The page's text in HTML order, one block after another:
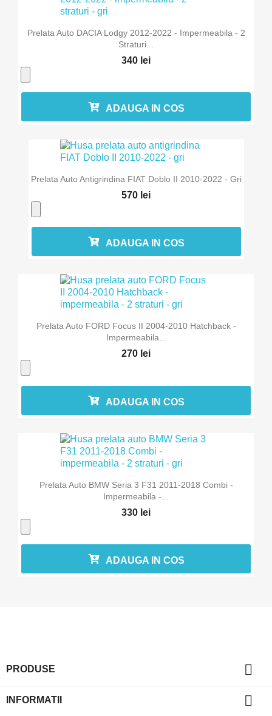
Prelata Auto DACIA Lodgy 2012-2022 - Impermeabila - 2
Straturi...
340 lei
ADAUGA IN COS
Prelata Auto Antigrindina FIAT Doblo II 2010-2022 - Gri
570 lei
ADAUGA IN COS
Prelata Auto FORD Focus II 2004-2010 Hatchback -
Impermeabila...
270 lei
ADAUGA IN COS
Prelata Auto BMW Seria 3 F31 2011-2018 Combi -
Impermeabila -...
330 lei
ADAUGA IN COS
PRODUSE 
INFORMATII 